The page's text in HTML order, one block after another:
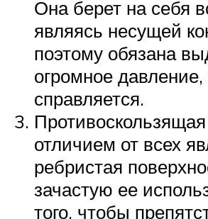
Она берет на себя
являясь несущей
поэтому обязана
огромное
справляется.
отличием от всех
ребристая
зачастую ее
того, чтобы